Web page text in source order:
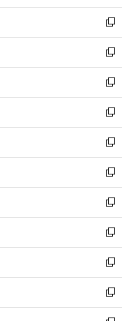
開
く
ウ
で
開
く
ン
ド
ウ
で
開
く
ウ
ィ
ン
ド
ウ
で
開
く
新
し
い
ウ
ィ
ン
ド
ウ
で
開
く
新
し
い
ウ
ィ
ン
ド
ウ
で
開
く
新
し
い
ウ
ィ
ン
ド
ウ
で
開
く
新
し
い
ウ
ィ
ン
ド
ウ
で
開
く
新
し
い
ウ
ィ
ン
ド
ウ
で
開
く
新
し
い
ウ
ィ
ン
ド
ウ
で
開
新
し
い
ウ
ィ
ン
ド
ウ
新
し
い
ウ
ィ
ン
新
し
い
ウ
新
し